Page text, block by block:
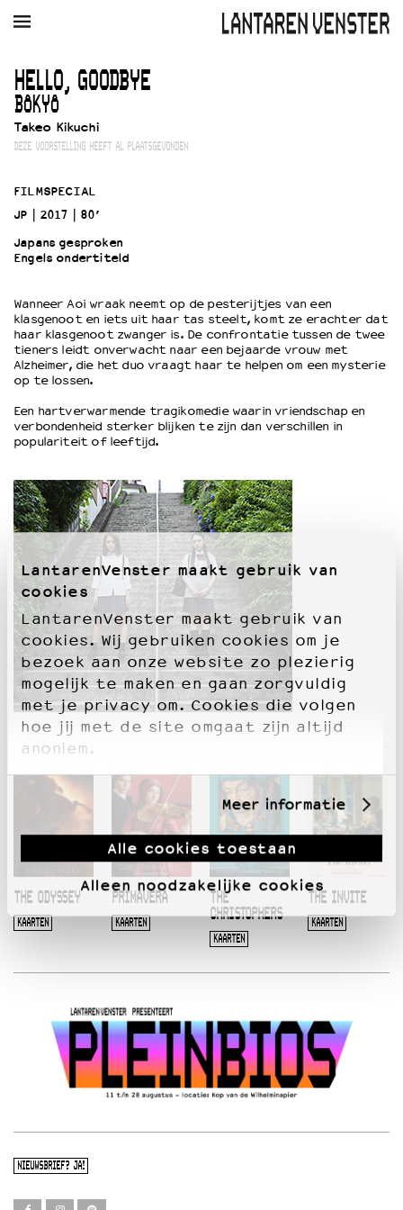
LantarenVenster maakt gebruik van
cookies
LantarenVenster maakt gebruik van
cookies. Wij gebruiken cookies om je
bezoek aan onze website zo plezierig
mogelijk te maken en gaan zorgvuldig
met je privacy om. Cookies die volgen
hoe jij met de site omgaat zijn altijd
anoniem.
Meer informatie
Alle cookies toestaan
Alleen noodzakelijke cookies
AGENDA FILM MUZIEK
Winkelmandje
Kaartverkoop
Schoolvoorstellingen
Filmprogramma’s Primair Onderwijs
Filmprogramma’s VO/MBO
Speciale educatieprogramma’s
OVER LANTARENVENSTER
Werken bij
Wie is wie
Word vriend
Historie
Partners
Huisregels
Privacyverklaring
Integriteits- en gedragscode
Duurzaamheid
Culturele boycot Israël
Ruimte voor artistieke vrijheid – VNPF
HELLO, GOODBYE
BÔKYÔ
Takeo Kikuchi
DEZE VOORSTELLING HEEFT AL PLAATSGEVONDEN
FILMSPECIAL
JP
2017
80’
Japans gesproken
Engels ondertiteld
Wanneer Aoi wraak neemt op de pesterijtjes van een
klasgenoot en iets uit haar tas steelt, komt ze erachter dat
haar klasgenoot zwanger is. De confrontatie tussen de twee
tieners leidt onverwacht naar een bejaarde vrouw met
Alzheimer, die het duo vraagt haar te helpen om een mysterie
op te lossen.
Een hartverwarmende tragikomedie waarin vriendschap en
verbondenheid sterker blijken te zijn dan verschillen in
populariteit of leeftijd.
THE ODYSSEY
KAARTEN
PRIMAVERA
KAARTEN
THE
CHRISTOPHERS
KAARTEN
THE INVITE
KAARTEN
NIEUWSBRIEF? JA!